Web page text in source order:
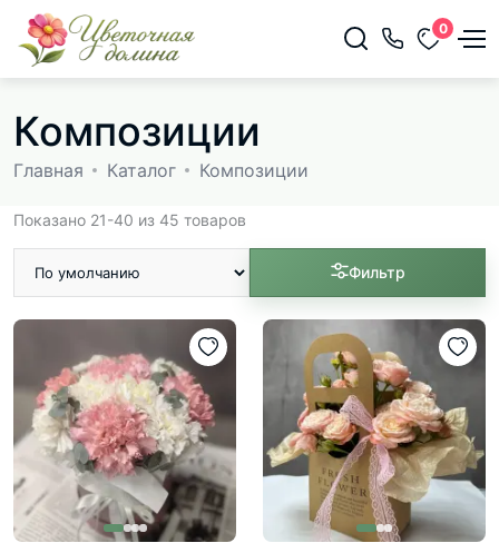
0
Композиции
Главная Каталог Композиции
Показано 21-40 из 45 товаров
Фильтр